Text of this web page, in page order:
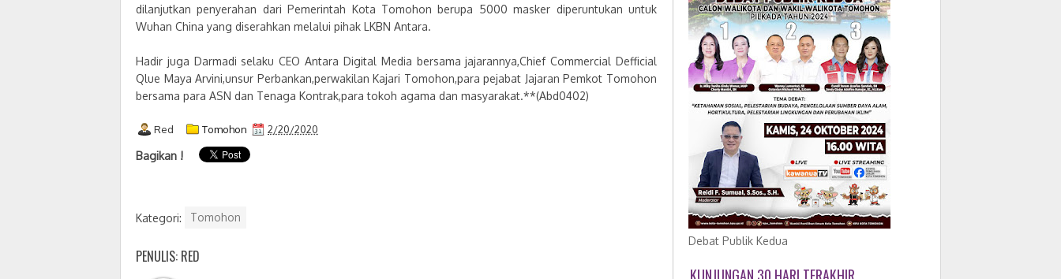
dilanjutkan penyerahan dari Pemerintah Kota Tomohon berupa 5000 masker diperuntukan untuk
Wuhan China yang diserahkan melalui pihak LKBN Antara.
Hadir juga Darmadi selaku CEO Antara Digital Media bersama jajarannya,Chief Commercial Defficial
Qlue Maya Arvini,unsur Perbankan,perwakilan Kajari Tomohon,para pejabat Jajaran Pemkot Tomohon
bersama para ASN dan Tenaga Kontrak,para tokoh agama dan masyarakat.**(Abd0402)
Red Tomohon 2/20/2020
Bagikan !
Kategori: Tomohon
PENULIS: RED
Debat Publik Kedua